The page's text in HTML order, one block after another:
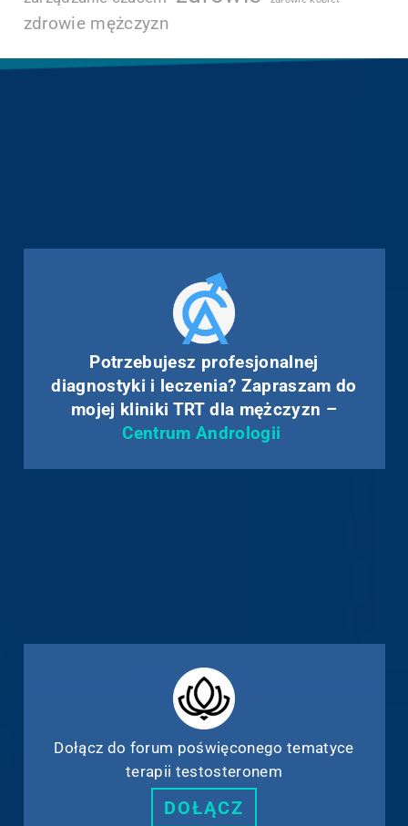
zdrowie mężczyzn
Potrzebujesz profesjonalnej
diagnostyki i leczenia? Zapraszam do
mojej kliniki TRT dla mężczyzn –
Centrum Andrologii
Dołącz do forum poświęconego tematyce
terapii testosteronem
DOŁĄCZ